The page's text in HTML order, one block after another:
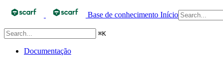
Base de conhecimento Início
⌘K
Documentação